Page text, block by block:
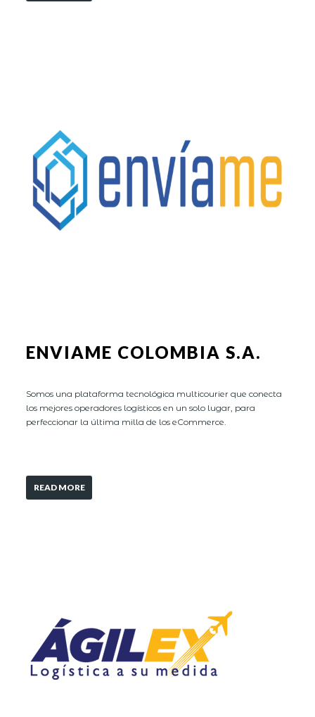
ENVIAME COLOMBIA S.A.
Somos una plataforma tecnológica multicourier que conecta
los mejores operadores logísticos en un solo lugar, para
perfeccionar la última milla de los eCommerce.
READ MORE